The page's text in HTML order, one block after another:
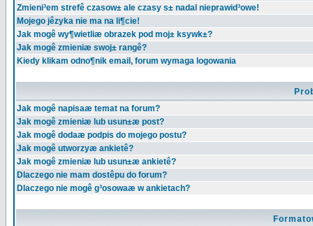
Zmieni³em strefê czasow± ale czasy s± nadal nieprawid³owe!
Mojego jêzyka nie ma na li¶cie!
Jak mogê wy¶wietliæ obrazek pod moj± ksywk±?
Jak mogê zmieniæ swoj± rangê?
Kiedy klikam odno¶nik email, forum wymaga logowania
Jak mogê napisaæ temat na forum?
Jak mogê zmieniæ lub usun±æ post?
Jak mogê dodaæ podpis do mojego postu?
Jak mogê utworzyæ ankietê?
Jak mogê zmieniæ lub usun±æ ankietê?
Dlaczego nie mam dostêpu do forum?
Dlaczego nie mogê g³osowaæ w ankietach?